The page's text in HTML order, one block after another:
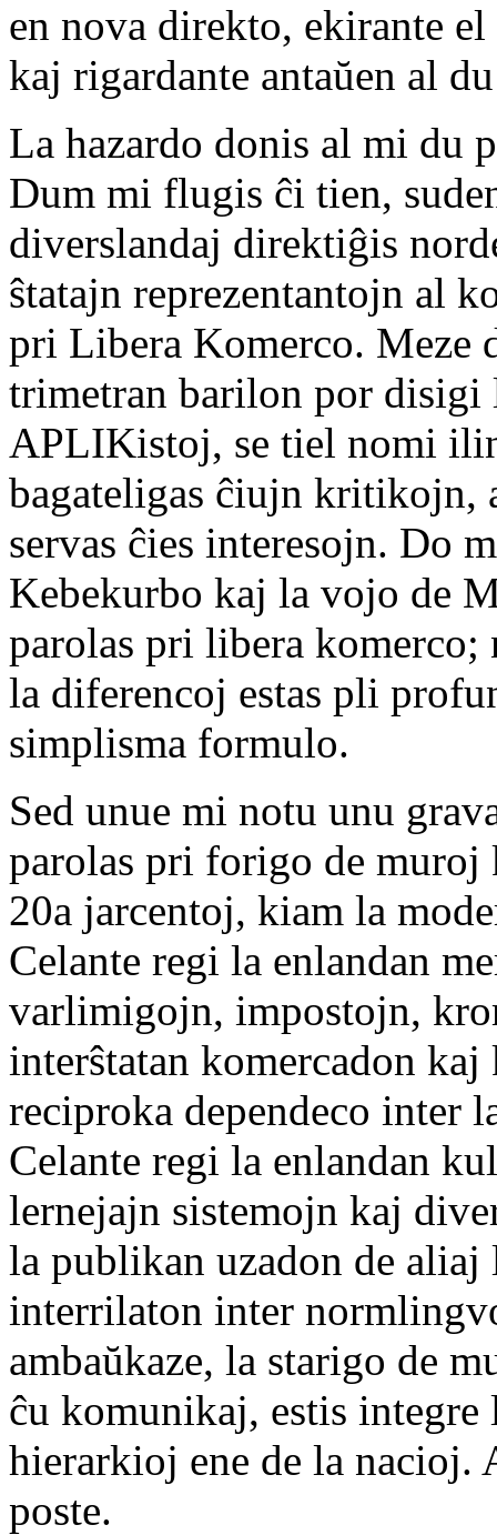
en nova direkto, ekirante
kaj rigardante antaŭen al
La hazardo donis al mi du
Dum mi flugis ĉi tien,
diverslandaj direktiĝis
ŝtatajn reprezentantojn al
pri Libera Komerco. Meze
trimetran barilon por disigi
APLIKistoj, se tiel nomi
bagateligas ĉiujn kritikojn,
servas ĉies interesojn. Do
Kebekurbo kaj la vojo de
parolas pri libera
la diferencoj estas pli
simplisma formulo.
Sed unue mi notu unu
parolas pri forigo de muroj
20a jarcentoj, kiam la
Celante regi la enlandan
varlimigojn, impostojn,
interŝtatan komercadon
reciproka dependeco inter
Celante regi la enlandan
lernejajn sistemojn kaj
la publikan uzadon de
interrilaton inter
ambaŭkaze, la starigo de
ĉu komunikaj, estis
hierarkioj ene de la nacioj.
poste.